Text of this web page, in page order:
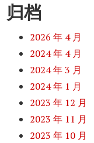
归档
2026 年 4 月
2024 年 4 月
2024 年 3 月
2024 年 1 月
2023 年 12 月
2023 年 11 月
2023 年 10 月